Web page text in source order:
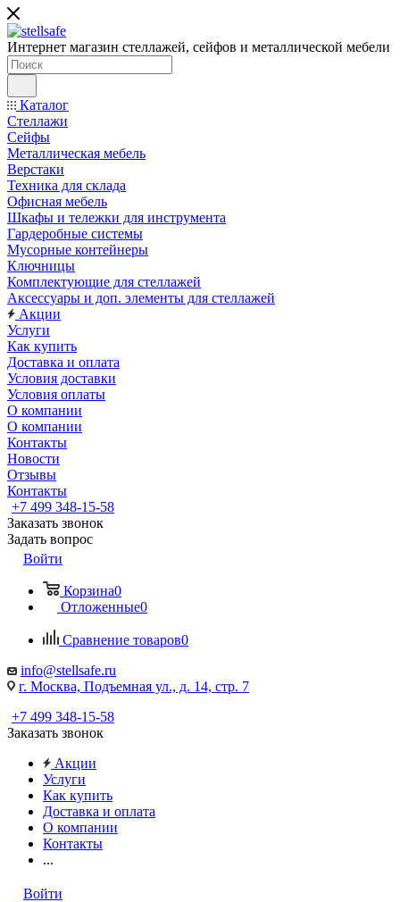
Интернет магазин стеллажей, сейфов и металлической мебели
Каталог
Стеллажи
Сейфы
Металлическая мебель
Верстаки
Техника для склада
Офисная мебель
Шкафы и тележки для инструмента
Гардеробные системы
Мусорные контейнеры
Ключницы
Комплектующие для стеллажей
Аксессуары и доп. элементы для стеллажей
Акции
Услуги
Как купить
Доставка и оплата
Условия доставки
Условия оплаты
О компании
О компании
Контакты
Новости
Отзывы
Контакты
+7 499 348-15-58
Заказать звонок
Задать вопрос
Войти
Корзина0
Отложенные0
Сравнение товаров0
info@stellsafe.ru
г. Москва, Подъемная ул., д. 14, стр. 7
+7 499 348-15-58
Заказать звонок
Акции
Услуги
Как купить
Доставка и оплата
О компании
Контакты
...
Войти